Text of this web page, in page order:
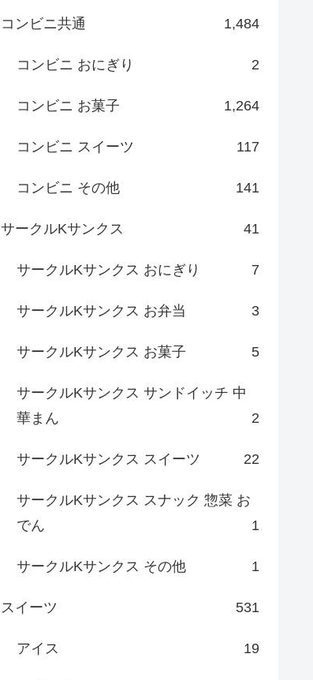
コンビニ共通 1,484
コンビニ おにぎり 2
コンビニ お菓子 1,264
コンビニ スイーツ 117
コンビニ その他 141
サークルKサンクス 41
サークルKサンクス おにぎり 7
サークルKサンクス お弁当 3
サークルKサンクス お菓子 5
サークルKサンクス サンドイッチ 中
華まん
2
サークルKサンクス スイーツ 22
サークルKサンクス スナック 惣菜 お
でん
1
サークルKサンクス その他 1
スイーツ 531
アイス 19